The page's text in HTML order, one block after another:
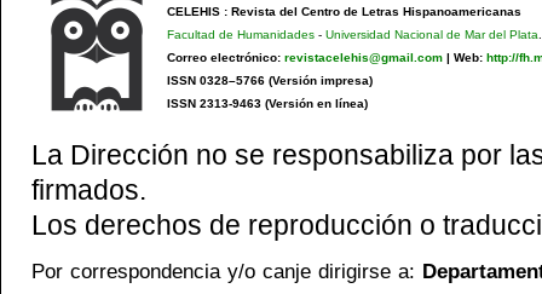
CELEHIS : Revista del Centro de Letras Hispanoamericanas
Facultad de Humanidades- Universidad Nacional de Mar del Plata
Correo electrónico: revistacelehis@gmail.com| Web: http://
ISSN 0328–5766 (Versión impresa)
ISSN 2313-9463 (Versión en línea)
La Dirección no se responsabiliza por
firmados.
Los derechos de reproducción o
Por correspondencia y/o canje dirigirse a: